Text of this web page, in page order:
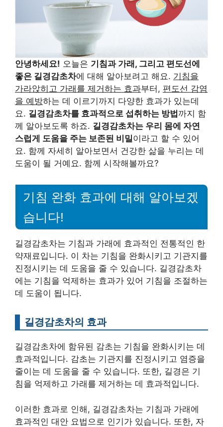
안녕하세요! 오늘은 기침과 가래, 그리고 편도선에
좋은 길경감초차에 대해 알아보려고 해요. 기침을
가라앉히고 가래를 제거하는 효과부터, 편도선 감염
을 예방하는 데 이르기까지 다양한 효과가 있는데
요. 길경감초차를 효과적으로 섭취하는 방법 까지 함
께 알아보도록 하죠. 길경감초차는 우리 몸에 자연
스럽게 도움을 주는 보존된 비밀이라고 할 수 있어
요. 함께 자세히 알아보면서 건강한 삶을 누리는 데
도움이 될 거예요. 함께 시작해볼까요?
기침 완화 효과에 대해 알아보겠
습니다!
길경감초차는 기침과 가래에 효과적인 전통적인 한
약재료입니다. 이 차는 기침을 완화시키고 기관지를
진정시키는 데 도움을 줄 수 있습니다. 길경감초차
에는 기침을 억제하는 효과가 있어 기침을 조절하는
데 도움이 됩니다.
길경감초차의 효과
길경감초차에 함유된 감초는 기침을 완화시키는 데
효과적입니다. 감초는 기관지를 진정시키고 염증을
줄이는 데 도움을 줄 수 있습니다. 또한, 길경은 기
침을 억제하고 가래를 제거하는 데 효과적입니다.
이러한 효과로 인해, 길경감초차는 기침과 가래에
효과적인 대안 요법으로 인기가 있습니다. 또한, 자